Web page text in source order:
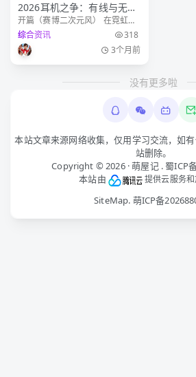
2026耳机之争：有线与无线
的赛博次元对决 —— 音质、
自由与未来音频生态
开篇（赛博二次元风） 在霓虹闪
烁的数字次元里，音频早已不只
是声音，更是身份与生活方式的
延伸。2026年的耳机市场，正上
告“过时”的有线耳机强势翻红，
综合资讯
318
3个月前
没有更多啦
本站文章来源网络收集，仅用学习交流，如
站删除。
Copyright © 2026 ·萌屋记. 蜀ICP
本站由
提供云服务
SiteMap. 萌ICP备